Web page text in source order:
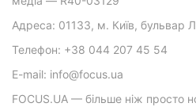
Адреса: 01133, м. Київ, бульвар
Телефон: +38 044 207 45 54
E-mail: info@focus.ua
FOCUS.UA — більше ніж просто